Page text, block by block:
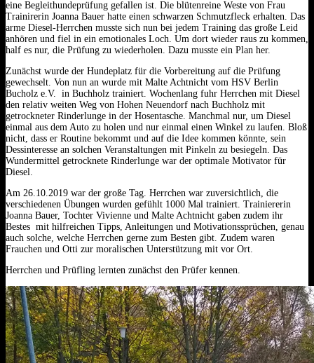
eine Begleithundeprüfung gefallen ist. Die blütenreine Weste von Frau
Trainirerin Joanna Bauer hatte einen schwarzen Schmutzfleck erhalten. Das
arme Diesel-Herrchen musste sich nun bei jedem Training das große Leid
anhören und fiel in ein emotionales Loch. Um dort wieder raus zu kommen,
half es nur, die Prüfung zu wiederholen. Dazu musste ein Plan her.
Zunächst wurde der Hundeplatz für die Vorbereitung auf die Prüfung
gewechselt. Von nun an wurde mit Malte Achtnicht vom HSV Berlin
Bucholz e.V. in Buchholz trainiert. Wochenlang fuhr Herrchen mit Diesel
den relativ weiten Weg von Hohen Neuendorf nach Buchholz mit
getrockneter Rinderlunge in der Hosentasche. Manchmal nur, um Diesel
einmal aus dem Auto zu holen und nur einmal einen Winkel zu laufen. Bloß
nicht, dass er Routine bekommt und auf die Idee kommen könnte, sein
Dessinteresse an solchen Veranstaltungen mit Pinkeln zu besiegeln. Das
Wundermittel getrocknete Rinderlunge war der optimale Motivator für
Diesel.
Am 26.10.2019 war der große Tag. Herrchen war zuversichtlich, die
verschiedenen Übungen wurden gefühlt 1000 Mal trainiert. Trainiererin
Joanna Bauer, Tochter Vivienne und Malte Achtnicht gaben zudem ihr
Bestes mit hilfreichen Tipps, Anleitungen und Motivationssprüchen, genau
auch solche, welche Herrchen gerne zum Besten gibt. Zudem waren
Frauchen und Otti zur moralischen Unterstützung mit vor Ort.
Herrchen und Prüfling lernten zunächst den Prüfer kennen.